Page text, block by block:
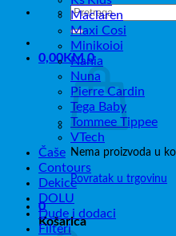
Pretraži:
0,00KM 0
Nema proizvoda u
Povratak u trgovinu
0
Košarica
Maclaren
Maxi Cosi
Minikoioi
Nania
Nuna
Pierre Cardin
Tega Baby
Tommee Tippee
VTech
Čaše
Contours
Dekice
DOLU
Dude i dodaci
Filteri